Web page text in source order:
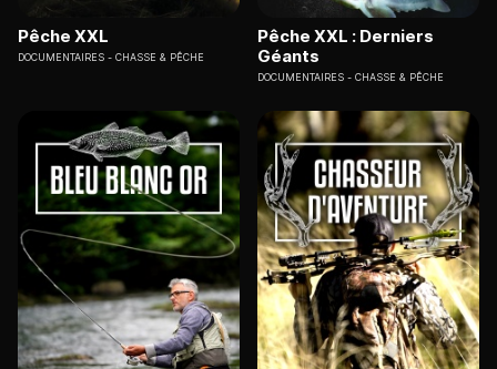
Pêche XXL
DOCUMENTAIRES CHASSE & PÊCHE
Pêche XXL : Derniers
Géants
DOCUMENTAIRES CHASSE & PÊCHE